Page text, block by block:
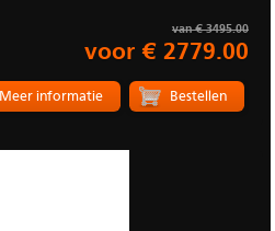
van € 3495.00
voor € 2779.00
Meer informatie